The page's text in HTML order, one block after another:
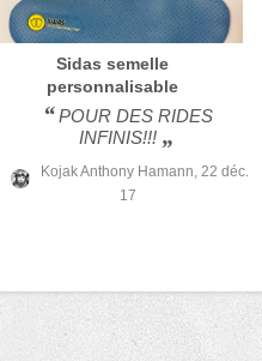
Sidas semelle
personnalisable
POUR DES RIDES
INFINIS!!!
Kojak Anthony Hamann, 22 déc.
17